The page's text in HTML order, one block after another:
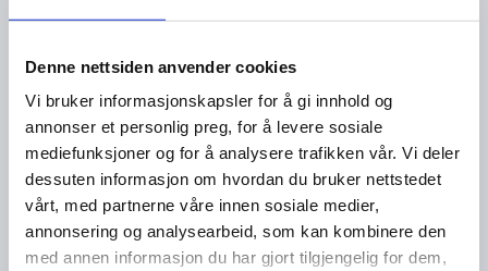
Denne nettsiden anvender cookies
Vi bruker informasjonskapsler for å gi innhold og
annonser et personlig preg, for å levere sosiale
mediefunksjoner og for å analysere trafikken vår. Vi deler
dessuten informasjon om hvordan du bruker nettstedet
vårt, med partnerne våre innen sosiale medier,
annonsering og analysearbeid, som kan kombinere den
med annen informasjon du har gjort tilgjengelig for dem,